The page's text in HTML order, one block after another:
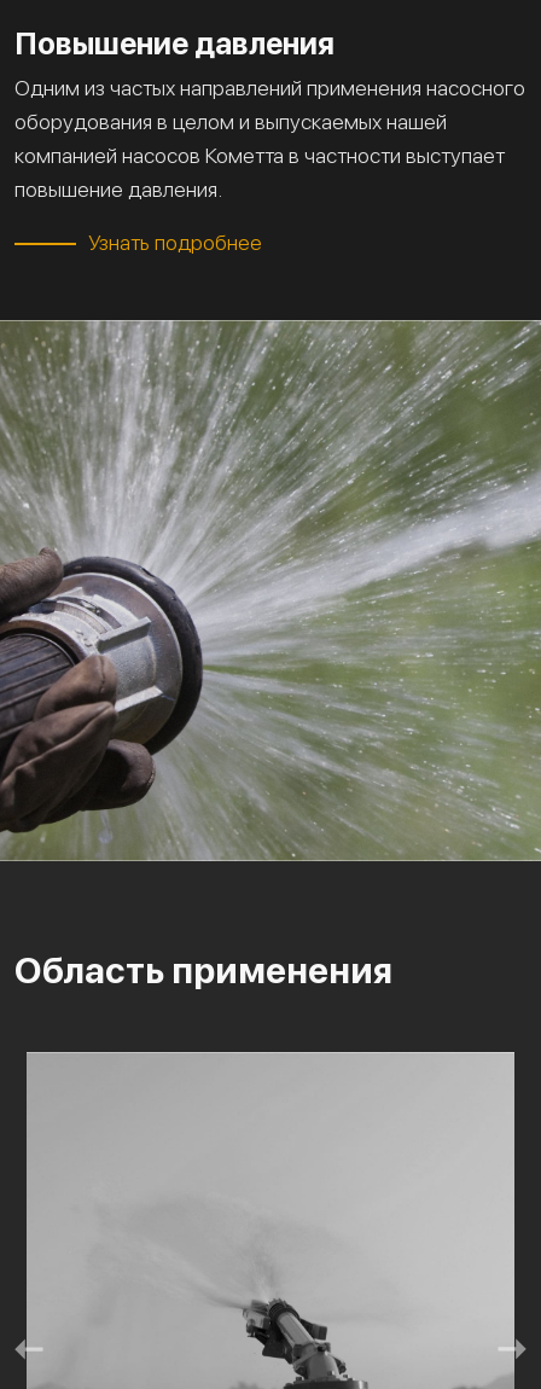
Повышение давления
Одним из частых направлений применения насосного
оборудования в целом и выпускаемых нашей
компанией насосов Кометта в частности выступает
повышение давления.
Узнать подробнее
Область применения